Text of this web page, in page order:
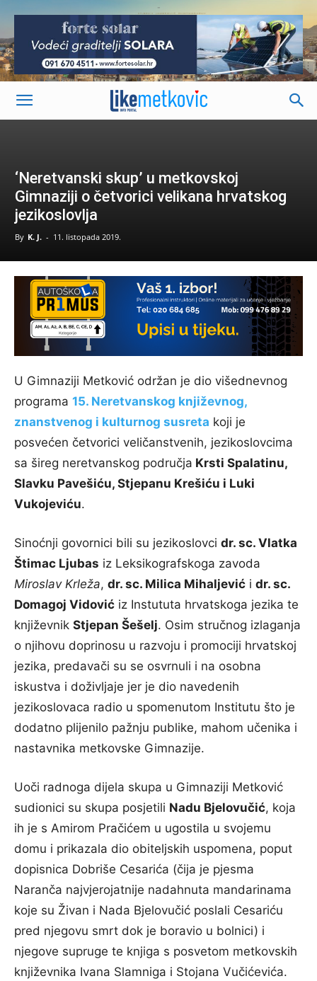
-
‘Neretvanski skup’ u metkovskoj
Gimnaziji o četvorici velikana hrvatskog
jezikoslovlja
By K. J. - 11. listopada 2019.
U Gimnaziji Metković održan je dio višednevnog
programa 15. Neretvanskog književnog,
znanstvenog i kulturnog susreta koji je
posvećen četvorici veličanstvenih, jezikoslovcima
sa šireg neretvanskog područja Krsti Spalatinu,
Slavku Pavešiću, Stjepanu Krešiću i Luki
Vukojeviću.
Sinoćnji govornici bili su jezikoslovci dr. sc. Vlatka
Štimac Ljubas iz Leksikografskoga zavoda
Miroslav Krleža, dr. sc. Milica Mihaljević i dr. sc.
Domagoj Vidović iz Instututa hrvatskoga jezika te
književnik Stjepan Šešelj. Osim stručnog izlaganja
o njihovu doprinosu u razvoju i promociji hrvatskoj
jezika, predavači su se osvrnuli i na osobna
iskustva i doživljaje jer je dio navedenih
jezikoslovaca radio u spomenutom Institutu što je
dodatno plijenilo pažnju publike, mahom učenika i
nastavnika metkovske Gimnazije.
Uoči radnoga dijela skupa u Gimnaziji Metković
sudionici su skupa posjetili Nadu Bjelovučić, koja
ih je s Amirom Pračićem u ugostila u svojemu
domu i prikazala dio obiteljskih uspomena, poput
dopisnica Dobriše Cesarića (čija je pjesma
Naranča najvjerojatnije nadahnuta mandarinama
koje su Živan i Nada Bjelovučić poslali Cesariću
pred njegovu smrt dok je boravio u bolnici) i
njegove supruge te knjiga s posvetom metkovskih
književnika Ivana Slamniga i Stojana Vučićevića.